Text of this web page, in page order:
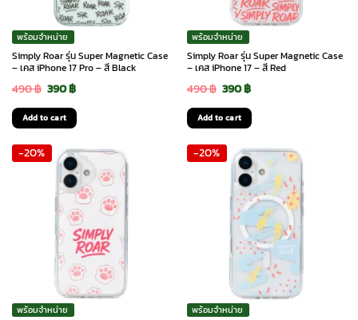
พร้อมจำหน่าย
Simply Roar รุ่น Super Magnetic Case
– เคส iPhone 17 Pro – สี Black
490฿ Original
price
was:
490 ฿.
390฿Current
price
390 ฿.
Add to cart
พร้อมจำหน่าย
Simply Roar รุ่น Super Magnetic Case
– เคส iPhone 17 – สี Red
490฿ Original
price
was:
490 ฿.
390฿Current
price
390 ฿.
Add to cart
-20%
พร้อมจำหน่าย
-20%
พร้อมจำหน่าย